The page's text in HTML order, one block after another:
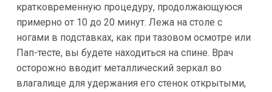
кратковременную процедуру, продолжающуюся
примерно от 10 до 20 минут. Лежа на столе с
ногами в подставках, как при тазовом осмотре или
Пап-тесте, вы будете находиться на спине. Врач
осторожно вводит металлический зеркал во
влагалище для удержания его стенок открытыми,